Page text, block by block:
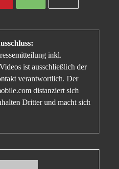
inkl.
ist ausschließlich der
verantwortlich. Der
distanziert sich
Dritter und macht sich